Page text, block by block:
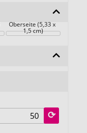
Oberseite (5,33 x
1,5 cm)